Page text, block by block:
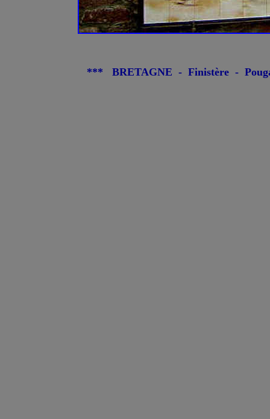
*** BRETAGNE - Finistère -